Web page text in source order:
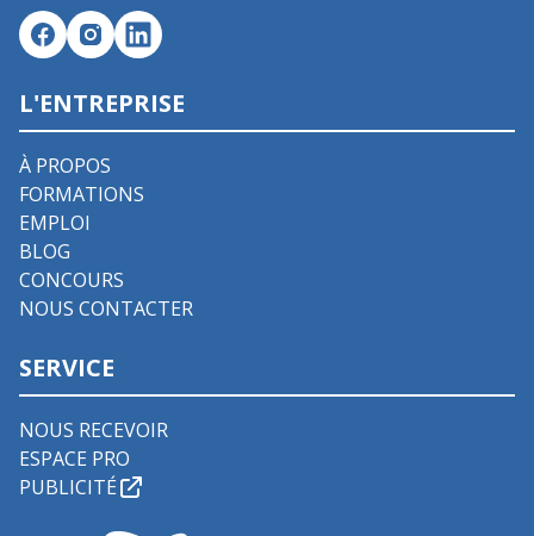
L'ENTREPRISE
À PROPOS
FORMATIONS
EMPLOI
BLOG
CONCOURS
NOUS CONTACTER
SERVICE
NOUS RECEVOIR
ESPACE PRO
PUBLICITÉ